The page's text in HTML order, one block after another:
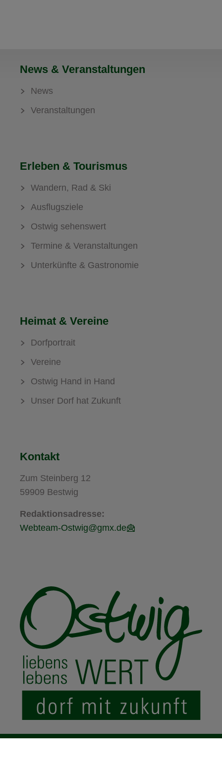
News & Veranstaltungen
News
Veranstaltungen
Erleben & Tourismus
Wandern, Rad & Ski
Ausflugsziele
Ostwig sehenswert
Termine & Veranstaltungen
Unterkünfte & Gastronomie
Heimat & Vereine
Dorfportrait
Vereine
Ostwig Hand in Hand
Unser Dorf hat Zukunft
Kontakt
Zum Steinberg 12
59909 Bestwig
Redaktionsadresse:
Webteam-Ostwig@gmx.de